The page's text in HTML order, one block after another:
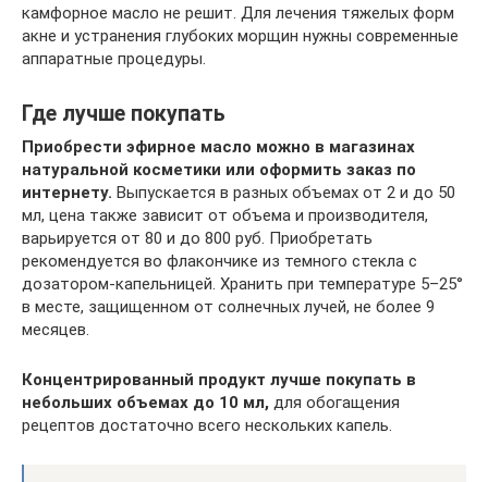
камфорное масло не решит. Для лечения тяжелых форм
акне и устранения глубоких морщин нужны современные
аппаратные процедуры.
Где лучше покупать
Приобрести эфирное масло можно в магазинах
натуральной косметики или оформить заказ по
интернету. Выпускается в разных объемах от 2 и до 50
мл, цена также зависит от объема и производителя,
варьируется от 80 и до 800 руб. Приобретать
рекомендуется во флакончике из темного стекла с
дозатором-капельницей. Хранить при температуре 5–25°
в месте, защищенном от солнечных лучей, не более 9
месяцев.
Концентрированный продукт лучше покупать в
небольших объемах до 10 мл, для обогащения
рецептов достаточно всего нескольких капель.